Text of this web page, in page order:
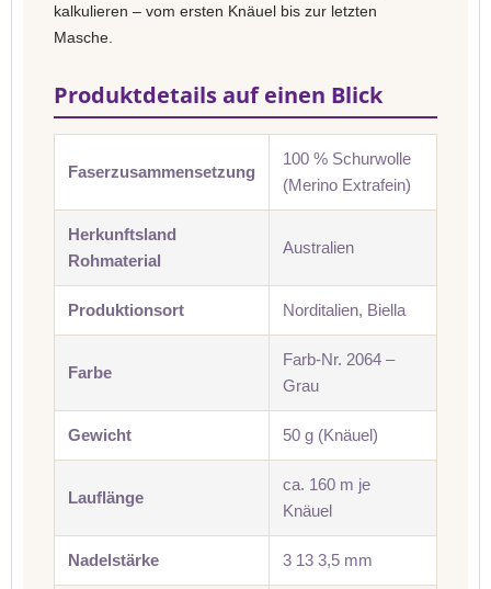
kalkulieren – vom ersten Knäuel bis zur letzten
Masche.
Produktdetails auf einen Blick
Faserzusammensetzung
100 % Schurwolle
(Merino Extrafein)
Herkunftsland
Rohmaterial
Australien
Produktionsort Norditalien, Biella
Farbe
Farb-Nr. 2064 –
Grau
Gewicht 50 g (Knäuel)
Lauflänge
ca. 160 m je
Knäuel
Nadelstärke 3 13 3,5 mm